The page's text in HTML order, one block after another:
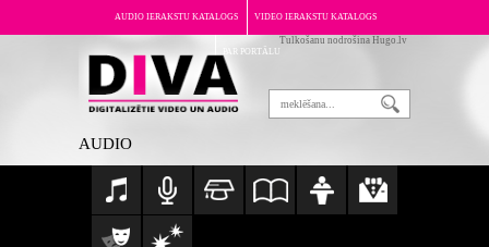
AUDIO IERAKSTU KATALOGS VIDEO IERAKSTU KATALOGS
PAR PORTĀLU
Tulkošanu nodrošina Hugo.lv
AUDIO